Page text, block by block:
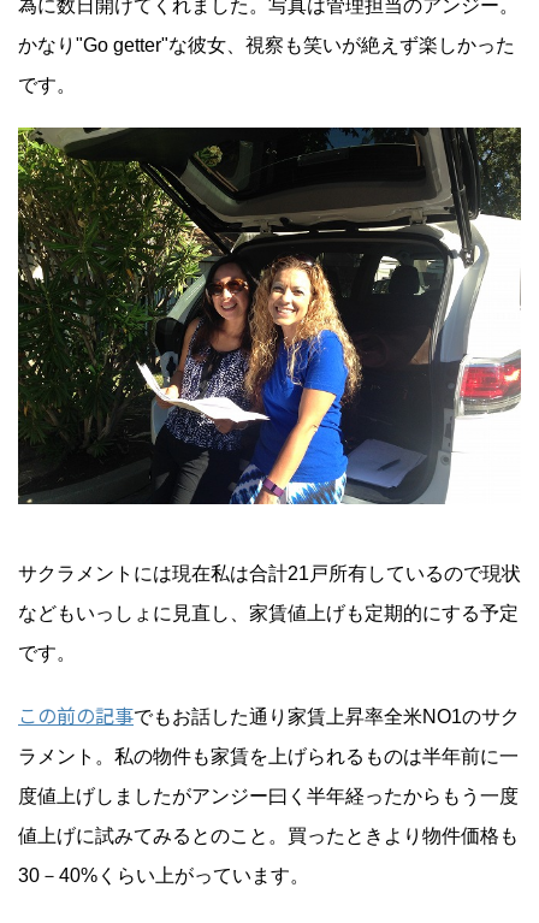
為に数日開けてくれました。写真は管理担当のアンジー。
かなり"Go getter"な彼女、視察も笑いが絶えず楽しかった
です。
サクラメントには現在私は合計21戸所有しているので現状
などもいっしょに見直し、家賃値上げも定期的にする予定
です。
この前の記事でもお話した通り家賃上昇率全米NO1のサク
ラメント。私の物件も家賃を上げられるものは半年前に一
度値上げしましたがアンジー曰く半年経ったからもう一度
値上げに試みてみるとのこと。買ったときより物件価格も
30－40%くらい上がっています。